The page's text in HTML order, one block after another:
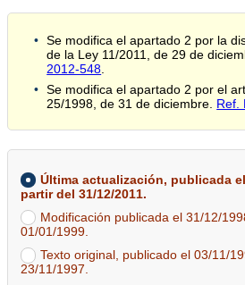
Se modifica el apartado 2 por la
de la Ley 11/2011, de 29 de
2012-548
Se modifica el apartado 2 por el
25/1998, de 31 de diciembre. Ref.
Última actualización, publicada
partir del 31/12/2011.
Modificación publicada el 31/12/
01/01/1999.
Texto original, publicado el 03/11/
23/11/1997.